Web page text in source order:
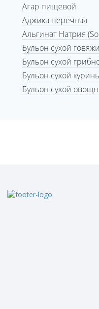
Агар пищевой
Аджика перечная
Альгинат Натрия
Бульон сухой
Бульон сухой
Бульон сухой
Бульон сухой